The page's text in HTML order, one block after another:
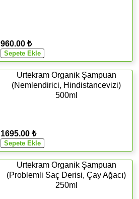
960.00 ₺
Urtekram Organik Şampuan
(Nemlendirici, Hindistancevizi)
500ml
1695.00 ₺
Urtekram Organik Şampuan
(Problemli Saç Derisi, Çay Ağacı)
250ml